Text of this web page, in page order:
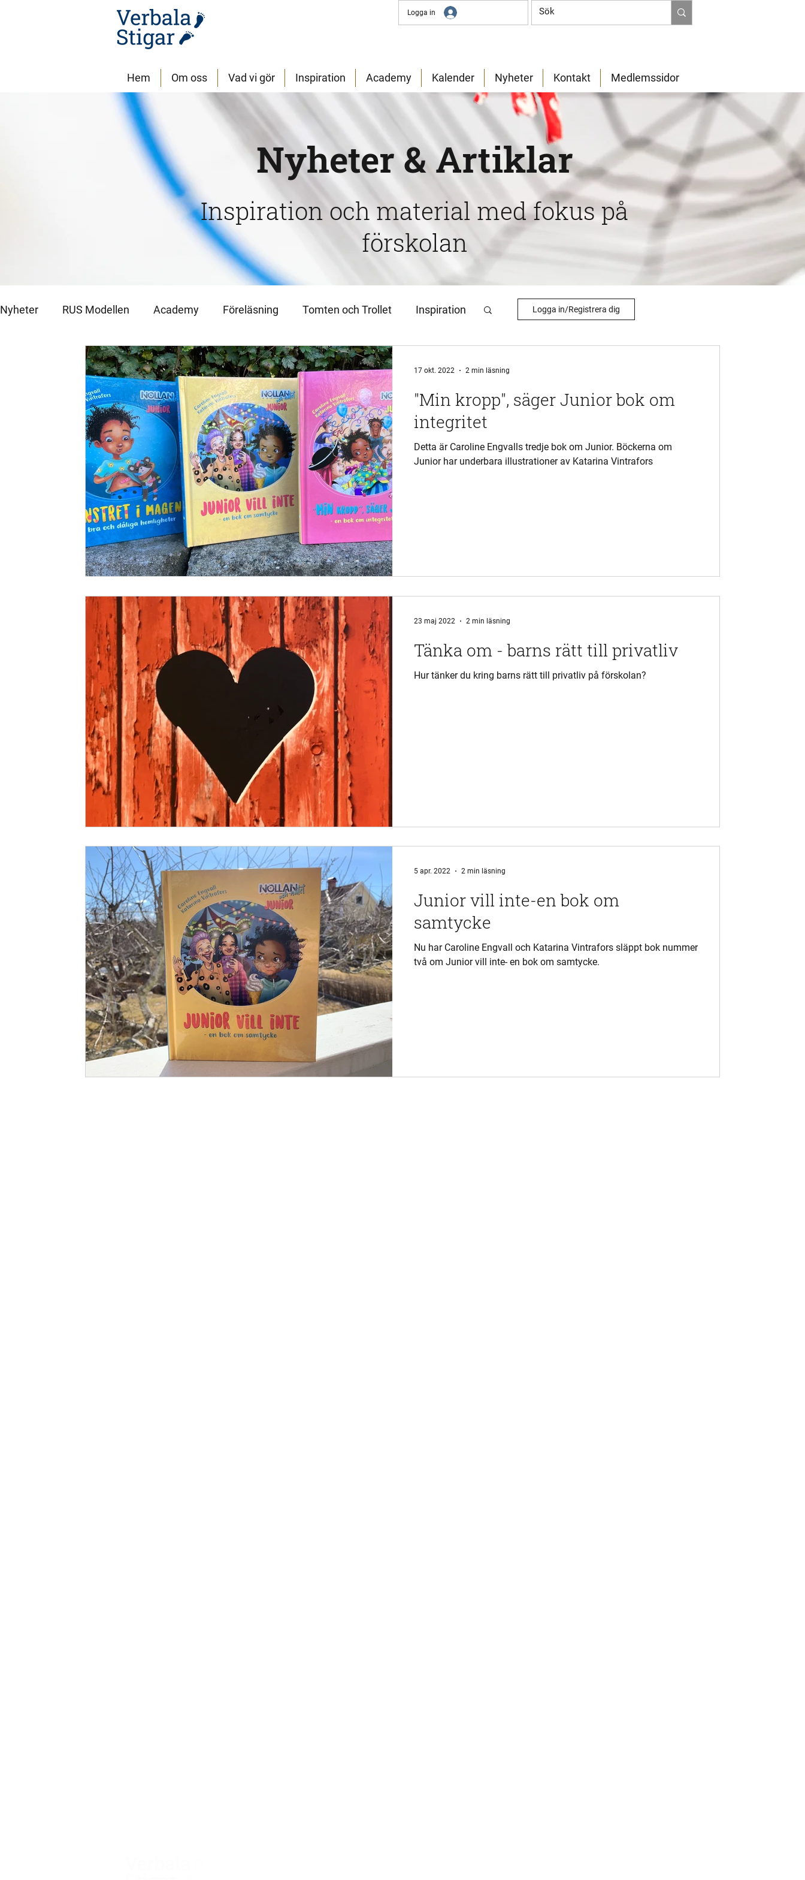
Logga in
Hem Om oss Vad vi gör Inspiration Academy Kalender Nyheter Kontakt Medlemssidor
Nyheter & Artiklar
Inspiration och material med fokus på
förskolan
Nyheter RUS Modellen Academy Föreläsning Tomten och Trollet Inspiration
Julkalender 2021 Julkalender 2020 Medlemsartikel Julkalender 2022
Julkalender 2023
Logga in/Registrera dig
"Min kropp", säger Junior bok om
integritet
Detta är Caroline Engvalls tredje bok om Junior. Böckerna om
Junior har underbara illustrationer av Katarina Vintrafors
17 okt. 2022 2 min läsning
Tänka om - barns rätt till privatliv
Hur tänker du kring barns rätt till privatliv på förskolan?
23 maj 2022 2 min läsning
Junior vill inte-en bok om
samtycke
Nu har Caroline Engvall och Katarina Vintrafors släppt bok nummer
två om Junior vill inte- en bok om samtycke.
5 apr. 2022 2 min läsning